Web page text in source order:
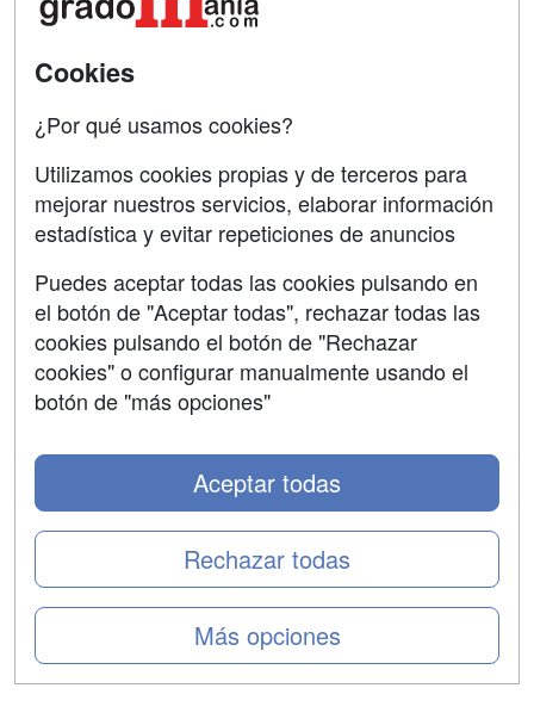
Acceso Centros
Contactar
Confidencialidad
Aviso legal
Copyleft
Cookies
¿Por qué usamos cookies?
Utilizamos cookies propias y de terceros para
mejorar nuestros servicios, elaborar información
estadística y evitar repeticiones de anuncios
Puedes aceptar todas las cookies pulsando en
el botón de "Aceptar todas", rechazar todas las
cookies pulsando el botón de "Rechazar
cookies" o configurar manualmente usando el
botón de "más opciones"
Más opciones
Rechazar todas
Aceptar todas